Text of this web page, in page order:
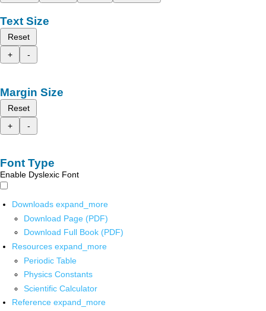
Text Size
Reset
+
-
Margin Size
Reset
+
-
Font Type
Enable Dyslexic Font
Downloads expand_more
Download Page (PDF)
Download Full Book (PDF)
Resources expand_more
Periodic Table
Physics Constants
Scientific Calculator
Reference expand_more